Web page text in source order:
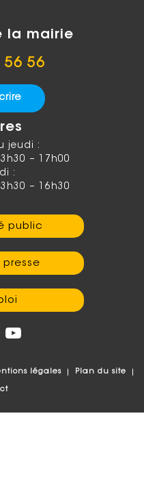
la mairie
56 56
jeudi :
– 17h00
:
– 16h30
public
presse
légales Plan du site